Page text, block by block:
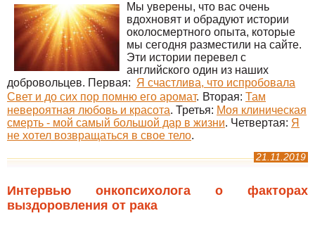
Мы уверены, что вас очень
вдохновят и обрадуют истории
околосмертного опыта, которые
мы сегодня разместили на сайте.
Эти истории перевел с
английского один из наших
добровольцев. Первая: Я счастлива, что испробовала
Свет и до сих пор помню его аромат. Вторая: Там
невероятная любовь и красота. Третья: Моя клиническая
смерть - мой самый большой дар в жизни. Четвертая: Я
не хотел возвращаться в свое тело.
21.11.2019
Интервью онкопсихолога о факторах
выздоровления от рака